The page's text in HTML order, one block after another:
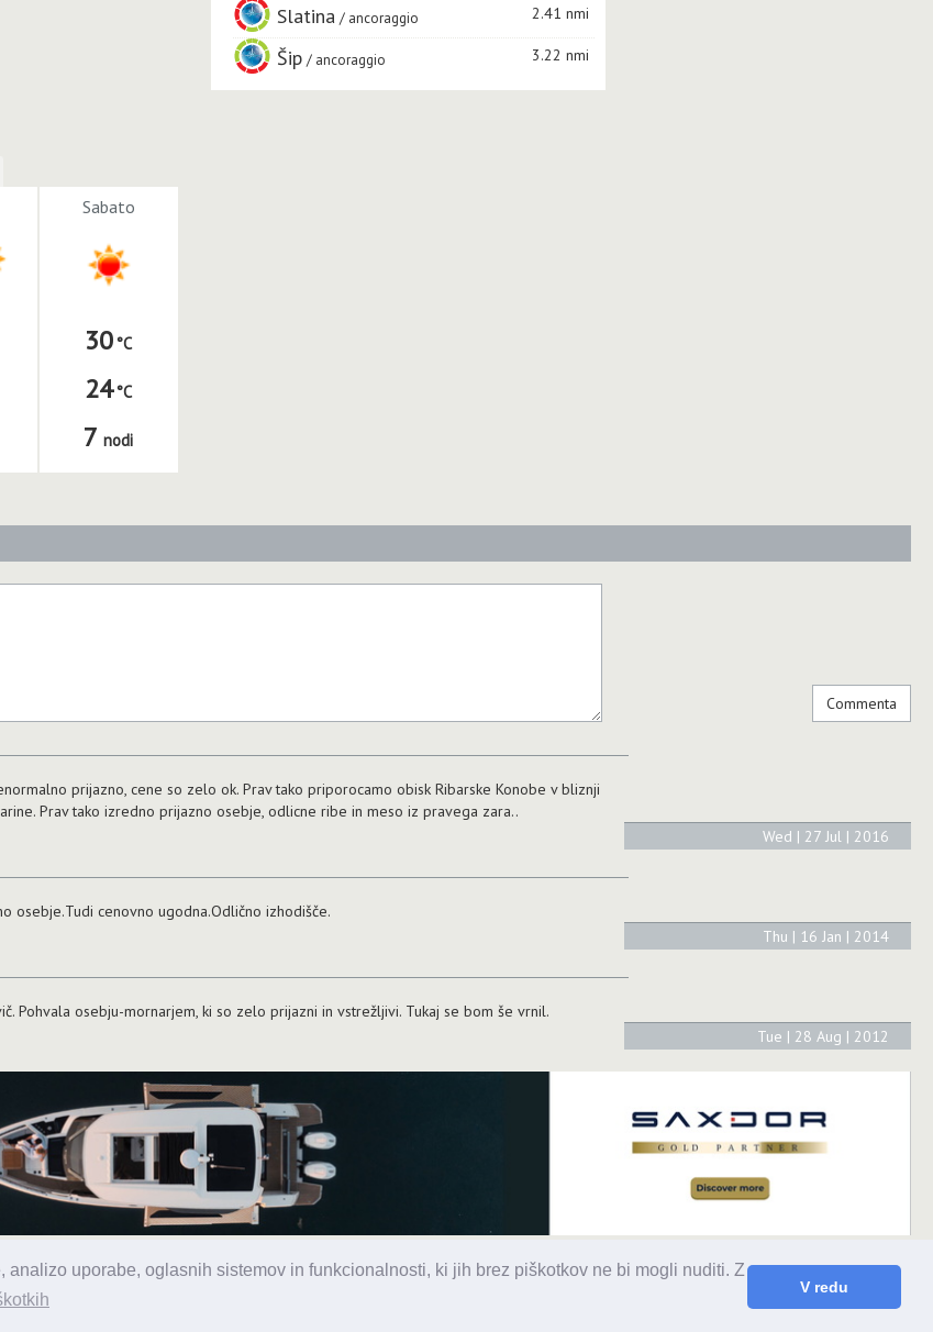
uporabe, oglasnih sistemov in funkcionalnosti, ki jih brez piškotkov ne bi mogli nuditi. Z
V redu
Sabato
30
24
7 nodi
Slatina ancoraggio 2.41 nmi
Šip ancoraggio 3.22 nmi
prijazno, cene so zelo ok. Prav tako priporocamo obisk Ribarske Konobe v bliznji
Prav tako izredno prijazno osebje, odlicne ribe in meso iz pravega zara..
Wed | 27 Jul | 2016
osebje.Tudi cenovno ugodna.Odlično izhodišče.
Thu | 16 Jan | 2014
Pohvala osebju-mornarjem, ki so zelo prijazni in vstrežljivi. Tukaj se bom še vrnil.
Tue | 28 Aug | 2012